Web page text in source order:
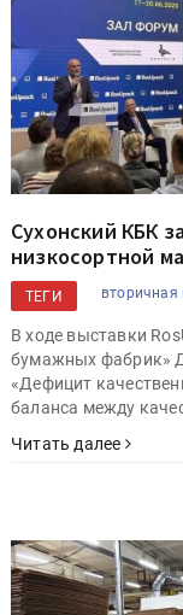
Сухонский КБК
низкосортной
ТЕГИ вторичная
В ходе выставки
бумажных фабрик»
«Дефицит
баланса между
Читать далее